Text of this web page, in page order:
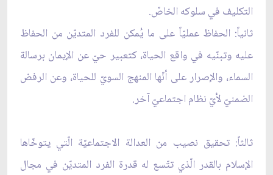
التكليف في سلوكه الخاصّ.
ثانياً: الحفاظ عمليّاً على ما يُمكن للفرد المتديّن من الحفاظ
عليه وتبنّيه في واقع الحياة، كتعبير حيّ عن الإيمان برسالة
السماء، والإصرار على أنّها المنهج السويّ للحياة، وعن الرفض
الضمنيّ لأيّ نظام اجتماعيّ آخر.
ثالثاً: تحقيق نصيب من العدالة الاجتماعيّة الّتي يتوخّاها
الإسلام بالقدر الّذي تتّسع له قدرة الفرد المتديّن في مجال